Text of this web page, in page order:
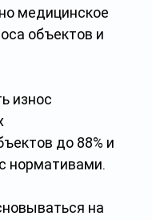
медицинское
объектов и
износ
до 88% и
нормативами.
на